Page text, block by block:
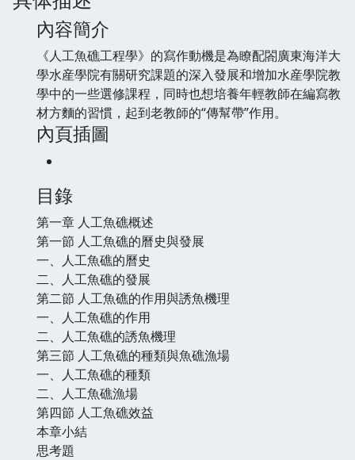
內容簡介
《人工魚礁工程學》的寫作動機是為瞭配閤廣東海洋大
學水産學院有關研究課題的深入發展和增加水産學院教
學中的一些選修課程，同時也想培養年輕教師在編寫教
材方麵的習慣，起到老教師的“傳幫帶”作用。
內頁插圖
目錄
第一章 人工魚礁概述
第一節 人工魚礁的曆史與發展
一、人工魚礁的曆史
二、人工魚礁的發展
第二節 人工魚礁的作用與誘魚機理
一、人工魚礁的作用
二、人工魚礁的誘魚機理
第三節 人工魚礁的種類與魚礁漁場
一、人工魚礁的種類
二、人工魚礁漁場
第四節 人工魚礁效益
本章小結
思考題